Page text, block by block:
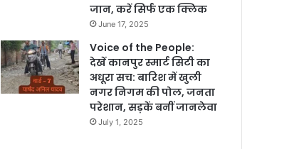
जान, करें सिर्फ एक क्लिक
June 17, 2025
Voice of the People:
देखें कानपुर स्मार्ट सिटी का
अधूरा सच: बारिश में खुली
नगर निगम की पोल, जनता
परेशान, सड़कें बनीं जानलेवा
July 1, 2025